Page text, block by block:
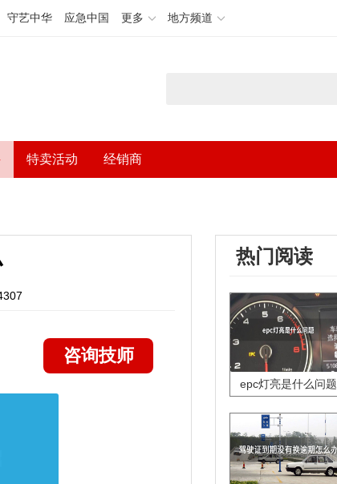
守艺中华 应急中国 更多 地方频道
特卖活动 经销商
咨询技师
热门阅读
epc灯亮是什么问题